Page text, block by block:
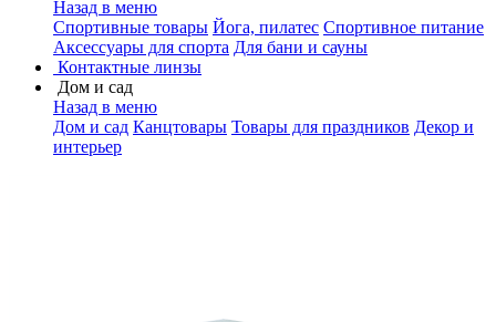
Назад в меню
Спортивные товары Йога, пилатес Спортивное питание
Аксессуары для спорта Для бани и сауны
Контактные линзы
Дом и сад
Назад в меню
Дом и сад Канцтовары Товары для праздников Декор и
интерьер